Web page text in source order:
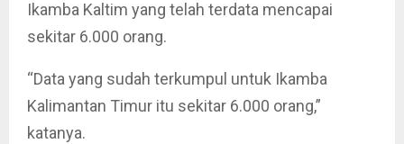
Ikamba Kaltim yang telah terdata mencapai
sekitar 6.000 orang.
“Data yang sudah terkumpul untuk Ikamba
Kalimantan Timur itu sekitar 6.000 orang,”
katanya.